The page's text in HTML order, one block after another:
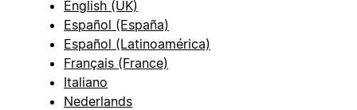
English (UK)
Español (España)
Español (Latinoamérica)
Français (France)
Italiano
Nederlands